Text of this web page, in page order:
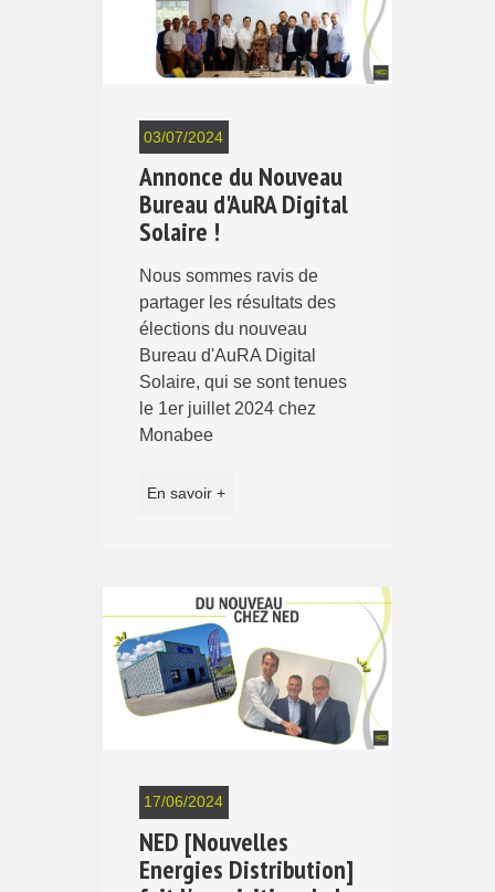
03/07/2024
Annonce du Nouveau
Bureau d'AuRA Digital
Solaire !
Nous sommes ravis de
partager les résultats des
élections du nouveau
Bureau d'AuRA Digital
Solaire, qui se sont tenues
le 1er juillet 2024 chez
Monabee
En savoir +
17/06/2024
NED [Nouvelles
Energies Distribution]